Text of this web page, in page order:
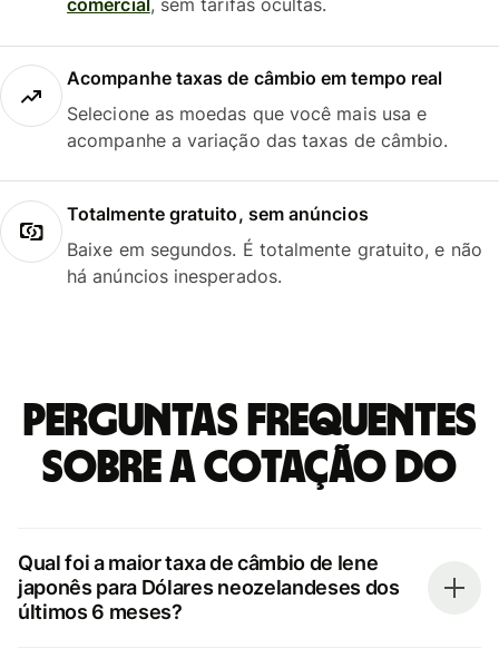
comercial , sem tarifas ocultas.
Acompanhe taxas de câmbio em tempo real
Selecione as moedas que você mais usa e
acompanhe a variação das taxas de câmbio.
Totalmente gratuito, sem anúncios
Baixe em segundos. É totalmente gratuito, e não
há anúncios inesperados.
Perguntas frequentes
sobre a cotação do
Qual foi a maior taxa de câmbio de Iene
japonês para Dólares neozelandeses dos
últimos 6 meses?